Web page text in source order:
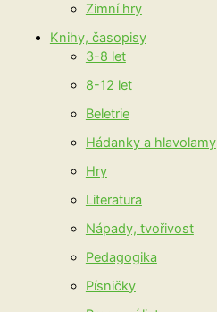
Zimní hry
Knihy, časopisy
3-8 let
8-12 let
Beletrie
Hádanky a hlavolamy
Hry
Literatura
Nápady, tvořivost
Pedagogika
Písničky